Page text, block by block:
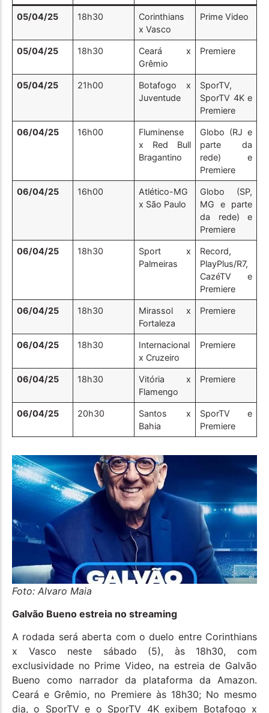
05/04/25 18h30
Corinthians
x Vasco
Prime Video
05/04/25 18h30
Ceará x
Grêmio
Premiere
05/04/25 21h00
Botafogo x
Juventude
SporTV,
SporTV 4K e
Premiere
06/04/25 16h00
Fluminense
x Red Bull
Bragantino
Globo (RJ e
parte da
rede) e
Premiere
06/04/25 16h00
Atlético-MG
x São Paulo
Globo (SP,
MG e parte
da rede) e
Premiere
06/04/25 18h30
Sport x
Palmeiras
Record,
PlayPlus/R7,
CazéTV e
Premiere
06/04/25 18h30
Mirassol x
Fortaleza
Premiere
06/04/25 18h30
Internacional
x Cruzeiro
Premiere
06/04/25 18h30
Vitória x
Flamengo
Premiere
06/04/25 20h30
Santos x
Bahia
SporTV e
Premiere
Foto: Alvaro Maia
Galvão Bueno estreia no streaming
A rodada será aberta com o duelo entre Corinthians
x Vasco neste sábado (5), às 18h30, com
exclusividade no Prime Video, na estreia de Galvão
Bueno como narrador da plataforma da Amazon.
Ceará e Grêmio, no Premiere às 18h30; No mesmo
dia, o SporTV e o SporTV 4K exibem Botafogo x